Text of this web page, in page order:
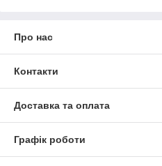
Про нас
Контакти
Доставка та оплата
Графік роботи